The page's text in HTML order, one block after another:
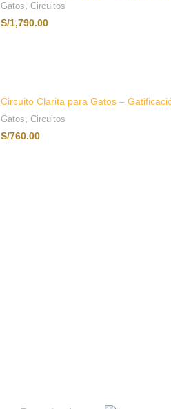
Gatos, Circuitos
S/1,790.00
Circuito Clarita para Gatos –
Gatos, Circuitos
S/760.00